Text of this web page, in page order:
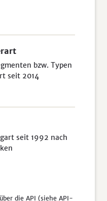
bzw. Typen
seit 2014
seit 1992 nach
die API (siehe API-